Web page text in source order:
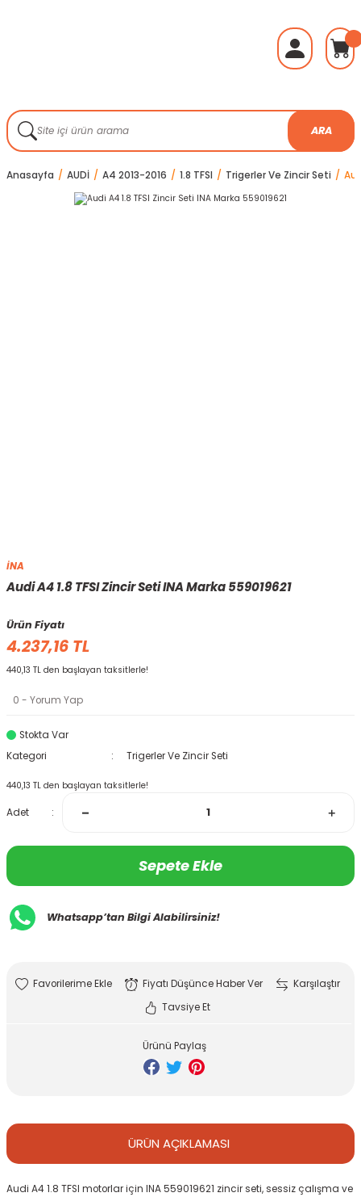
ARA
Anasayfa AUDİ A4 2013-2016 1.8 TFSI Trigerler Ve Zincir Seti
İNA
Audi A4 1.8 TFSI Zincir Seti INA Marka 559019621
Ürün Fiyatı
4.237,16 TL
440,13 TL den başlayan taksitlerle!
0 - Yorum Yap
Stokta Var
Kategori
Trigerler Ve Zincir Seti
440,13 TL den başlayan taksitlerle!
Adet
Sepete Ekle
Whatsapp’tan Bilgi Alabilirsiniz!
Fiyatı Düşünce Haber Ver
Karşılaştır
Tavsiye Et
Ürünü Paylaş
ÜRÜN AÇIKLAMASI
Audi A4 1.8 TFSI motorlar için INA 559019621 zincir seti, sessiz çalışma ve